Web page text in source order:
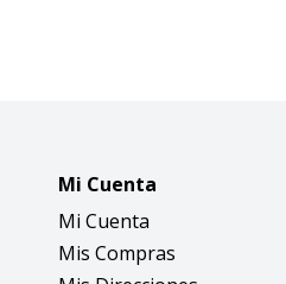
Mi Cuenta
Mi Cuenta
Mis Compras